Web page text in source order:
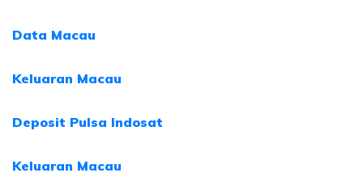
Data Macau
Keluaran Macau
Deposit Pulsa Indosat
Keluaran Macau